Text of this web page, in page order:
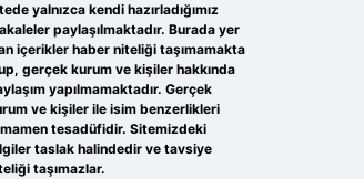
yalnızca kendi hazırladığımız
paylaşılmaktadır. Burada yer
içerikler haber niteliği taşımamakta
gerçek kurum ve kişiler hakkında
yapılmamaktadır. Gerçek
ve kişiler ile isim benzerlikleri
tesadüfidir. Sitemizdeki
taslak halindedir ve tavsiye
taşımazlar.